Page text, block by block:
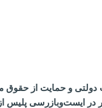
دولتی و حمایت از
قاچاق کالا در پاسارگاد فارس توقیف